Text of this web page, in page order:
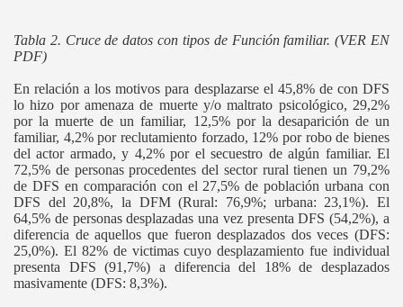
Tabla 2. Cruce de datos con tipos de Función familiar. (VER EN
PDF)
En relación a los motivos para desplazarse el 45,8% de con DFS
lo hizo por amenaza de muerte y/o maltrato psicológico, 29,2%
por la muerte de un familiar, 12,5% por la desaparición de un
familiar, 4,2% por reclutamiento forzado, 12% por robo de bienes
del actor armado, y 4,2% por el secuestro de algún familiar. El
72,5% de personas procedentes del sector rural tienen un 79,2%
de DFS en comparación con el 27,5% de población urbana con
DFS del 20,8%, la DFM (Rural: 76,9%; urbana: 23,1%). El
64,5% de personas desplazadas una vez presenta DFS (54,2%), a
diferencia de aquellos que fueron desplazados dos veces (DFS:
25,0%). El 82% de victimas cuyo desplazamiento fue individual
presenta DFS (91,7%) a diferencia del 18% de desplazados
masivamente (DFS: 8,3%).